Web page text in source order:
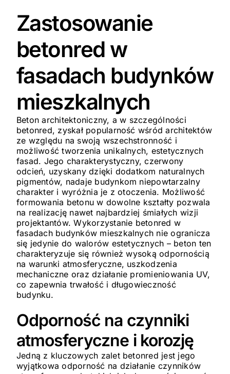
Zastosowanie
betonred w
fasadach budynków
mieszkalnych
Beton architektoniczny, a w szczególności
betonred, zyskał popularność wśród architektów
ze względu na swoją wszechstronność i
możliwość tworzenia unikalnych, estetycznych
fasad. Jego charakterystyczny, czerwony
odcień, uzyskany dzięki dodatkom naturalnych
pigmentów, nadaje budynkom niepowtarzalny
charakter i wyróżnia je z otoczenia. Możliwość
formowania betonu w dowolne kształty pozwala
na realizację nawet najbardziej śmiałych wizji
projektantów. Wykorzystanie betonred w
fasadach budynków mieszkalnych nie ogranicza
się jedynie do walorów estetycznych – beton ten
charakteryzuje się również wysoką odpornością
na warunki atmosferyczne, uszkodzenia
mechaniczne oraz działanie promieniowania UV,
co zapewnia trwałość i długowieczność
budynku.
Odporność na czynniki
atmosferyczne i korozję
Jedną z kluczowych zalet betonred jest jego
wyjątkowa odporność na działanie czynników